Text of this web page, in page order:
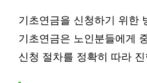
기초연금을 신청하기 위한
기초연금은 노인분들에게
신청 절차를 정확히 따라